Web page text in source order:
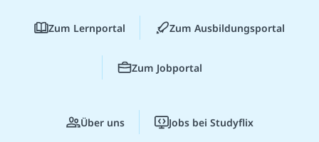
Zum Lernportal Zum Ausbildungsportal
Zum Jobportal
Über uns Jobs bei Studyflix